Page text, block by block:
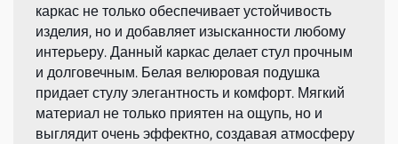
каркас не только обеспечивает устойчивость
изделия, но и добавляет изысканности любому
интерьеру. Данный каркас делает стул прочным
и долговечным. Белая велюровая подушка
придает стулу элегантность и комфорт. Мягкий
материал не только приятен на ощупь, но и
выглядит очень эффектно, создавая атмосферу